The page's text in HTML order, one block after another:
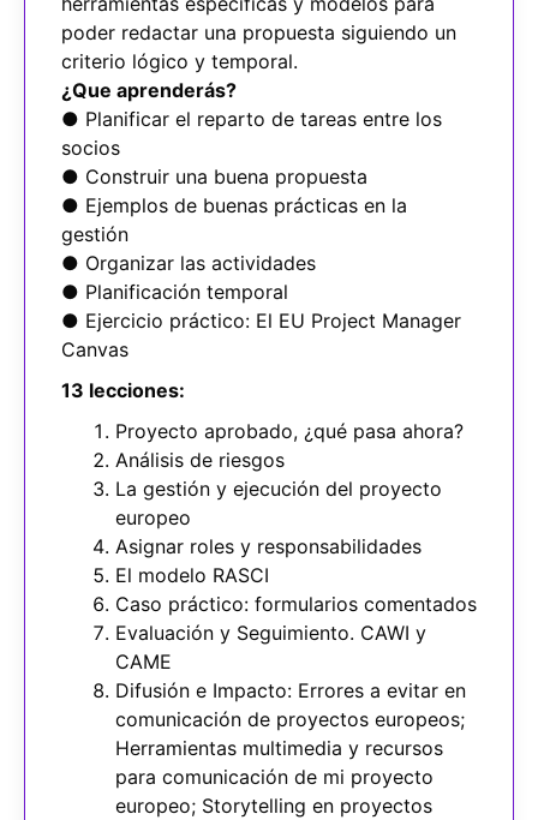
poder redactar una propuesta siguiendo un
criterio lógico y temporal.
¿Que aprenderás?
● Planificar el reparto de tareas entre los
socios
● Construir una buena propuesta
● Ejemplos de buenas prácticas en la
gestión
● Organizar las actividades
● Planificación temporal
● Ejercicio práctico: El EU Project Manager
Canvas
13 lecciones:
Proyecto aprobado, ¿qué pasa ahora?
Análisis de riesgos
La gestión y ejecución del proyecto
europeo
Asignar roles y responsabilidades
El modelo RASCI
Caso práctico: formularios comentados
Evaluación y Seguimiento. CAWI y
CAME
Difusión e Impacto: Errores a evitar en
comunicación de proyectos europeos;
Herramientas multimedia y recursos
para comunicación de mi proyecto
europeo; Storytelling en proyectos